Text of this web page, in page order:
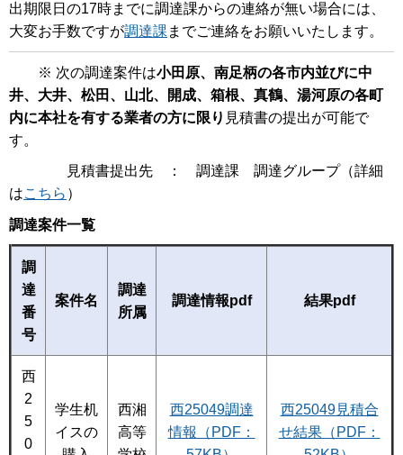
出期限日の17時までに調達課からの連絡が無い場合には、
大変お手数ですが調達課 までご連絡をお願いいたします。
※ 次の調達案件は小田原、南足柄の各市内並びに中
井、大井、松田、山北、開成、箱根、真鶴、湯河原の各町
内に本社を有する業者の方に限り 見積書の提出が可能で
す。
見積書提出先 ： 調達課 調達グループ（詳細
はこちら ）
調達案件一覧
調
達
番
号
案件名
調達
所属
調達情報pdf 結果pdf
西
2
5
0
学生机
イスの
西湘
高等
西25049調達
情報（PDF：
西25049見積合
せ結果（PDF：